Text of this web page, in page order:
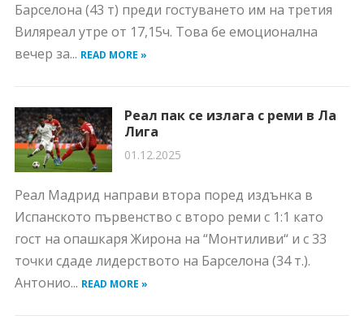
Барселона (43 т) преди гостуването им на третия
Виляреал утре от 17,15ч. Това бе емоционална
вечер за... READ MORE »
Реал пак се излага с реми в Ла
Лига
01.12.2025
Реал Мадрид направи втора поред издънка в
Испанското първенство с второ реми с 1:1 като
гост на опашкаря Жирона на “Монтиливи“ и с 33
точки сдаде лидерството на Барселона (34 т.).
Антонио... READ MORE »